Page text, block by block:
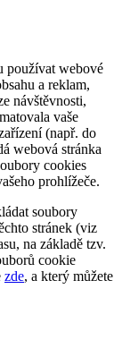
používat webové
a reklam,
návštěvnosti,
vaše
(např. do
webová stránka
cookies
prohlížeče.
soubory
stránek (viz
na základě tzv.
cookie
zde, a který můžete